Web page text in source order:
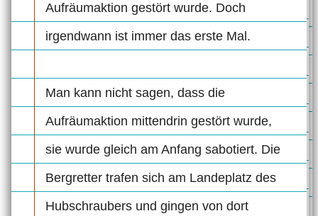
Aufräumaktion gestört wurde. Doch
irgendwann ist immer das erste Mal.
Man kann nicht sagen, dass die
Aufräumaktion mittendrin gestört wurde,
sie wurde gleich am Anfang sabotiert. Die
Bergretter trafen sich am Landeplatz des
Hubschraubers und gingen von dort